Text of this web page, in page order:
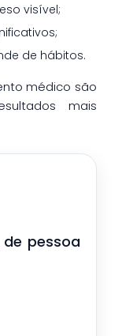
visível;
de hábitos.
médico são
mais
pessoa